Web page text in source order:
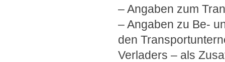
– Angaben zum
– Angaben zu Be-
den
Verladers – als